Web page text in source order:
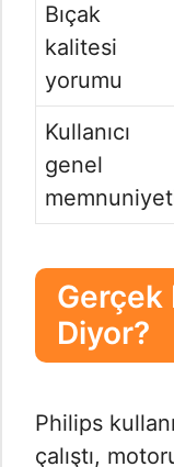
Bıçak
kalitesi
yorumu
Kullanıcı
genel
Gerçek
Diyor?
Philips
çalıştı,